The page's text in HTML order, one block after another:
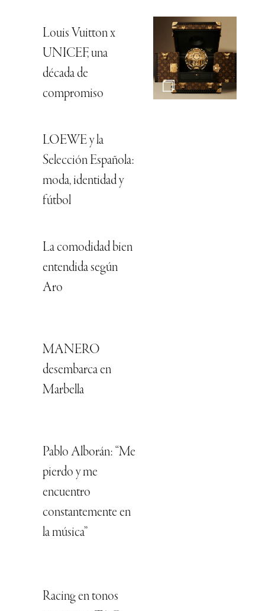
Louis Vuitton x
UNICEF, una
década de
compromiso
LOEWE y la
Selección Española:
moda, identidad y
fútbol
La comodidad bien
entendida según
Aro
MANERO
desembarca en
Marbella
Pablo Alborán: “Me
pierdo y me
encuentro
constantemente en
la música”
Racing en tonos